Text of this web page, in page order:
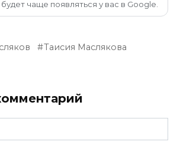
чаще появляться у вас в Google.
Таисия Маслякова